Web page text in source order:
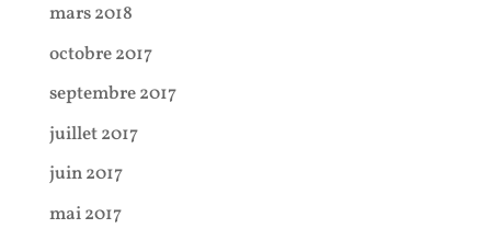
mars 2018
octobre 2017
septembre 2017
juillet 2017
juin 2017
mai 2017